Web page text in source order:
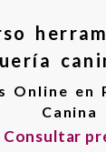
Online en
Canina
Consultar